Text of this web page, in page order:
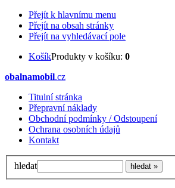
Přejít k hlavnímu menu
Přejít na obsah stránky
Přejít na vyhledávací pole
KošíkProdukty v košíku: 0
obalnamobil.cz
Titulní stránka
Přepravní náklady
Obchodní podmínky / Odstoupení
Ochrana osobních údajů
Kontakt
hledat